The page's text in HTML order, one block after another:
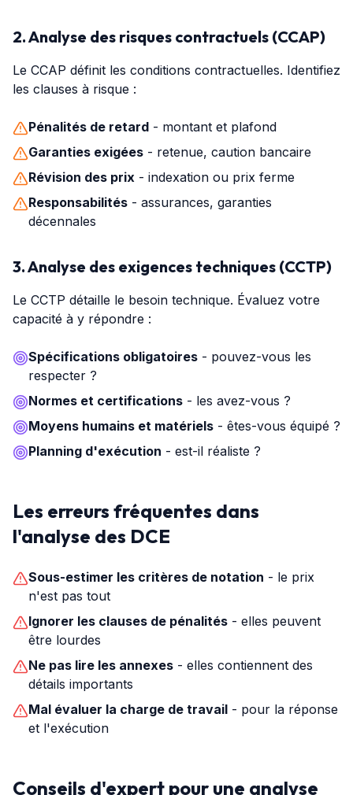
2. Analyse des risques contractuels (CCAP)
Le CCAP définit les conditions contractuelles. Identifiez
les clauses à risque :
Pénalités de retard - montant et plafond
Garanties exigées - retenue, caution bancaire
Révision des prix - indexation ou prix ferme
Responsabilités - assurances, garanties
décennales
3. Analyse des exigences techniques (CCTP)
Le CCTP détaille le besoin technique. Évaluez votre
capacité à y répondre :
Spécifications obligatoires - pouvez-vous les
respecter ?
Normes et certifications - les avez-vous ?
Moyens humains et matériels - êtes-vous équipé ?
Planning d'exécution - est-il réaliste ?
Les erreurs fréquentes dans
l'analyse des DCE
Sous-estimer les critères de notation - le prix
n'est pas tout
Ignorer les clauses de pénalités - elles peuvent
être lourdes
Ne pas lire les annexes - elles contiennent des
détails importants
Mal évaluer la charge de travail - pour la réponse
et l'exécution
Conseils d'expert pour une analyse